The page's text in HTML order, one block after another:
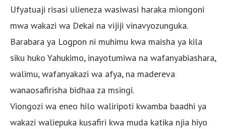
Ufyatuaji risasi ulieneza wasiwasi haraka miongoni
mwa wakazi wa Dekai na vijiji vinavyozunguka.
Barabara ya Logpon ni muhimu kwa maisha ya kila
siku huko Yahukimo, inayotumiwa na wafanyabiashara,
walimu, wafanyakazi wa afya, na madereva
wanaosafirisha bidhaa za msingi.
Viongozi wa eneo hilo waliripoti kwamba baadhi ya
wakazi waliepuka kusafiri kwa muda katika njia hiyo